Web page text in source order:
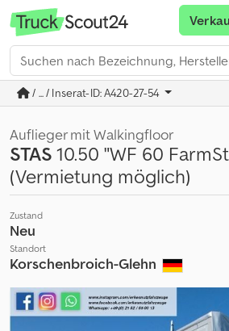
/ ... / Inserat-ID: A420-27-54
Auflieger mit Walkingfloor
STAS10.50 "WF 60
(Vermietung möglich)
Zustand
Neu
Standort
Korschenbroich-Glehn